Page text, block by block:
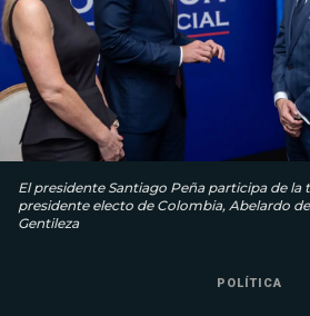
El presidente Santiago Peña participa de
presidente electo de Colombia, Abelardo
Gentileza
POLÍTICA